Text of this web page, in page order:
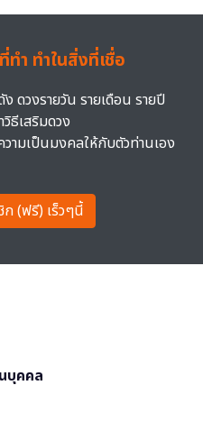
ำ ทำในสิ่งที่เชื่อ
ดวงรายวัน รายเดือน รายปี
ธีเสริมดวง
ามเป็นมงคลให้กับตัวท่านเอง
(ฟรี) เร็วๆนี้
บุคคล